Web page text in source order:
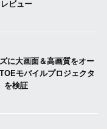
ビュー
に大画面＆高画質をオー
モバイルプロジェクタ
を検証